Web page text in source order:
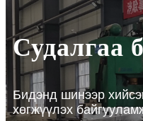
Судалгаа
Бидэнд шинээр
хөгжүүлэх